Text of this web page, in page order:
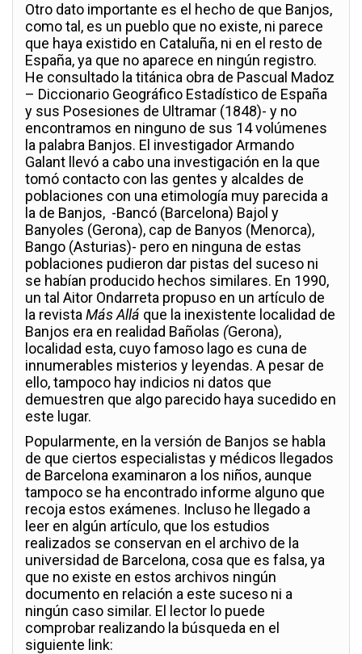
Otro dato importante es el hecho de que Banjos,
como tal, es un pueblo que no existe, ni parece
que haya existido en Cataluña, ni en el resto de
España, ya que no aparece en ningún registro.
He consultado la titánica obra de Pascual Madoz
– Diccionario Geográfico Estadístico de España
y sus Posesiones de Ultramar (1848)- y no
encontramos en ninguno de sus 14 volúmenes
la palabra Banjos. El investigador Armando
Galant llevó a cabo una investigación en la que
tomó contacto con las gentes y alcaldes de
poblaciones con una etimología muy parecida a
la de Banjos, -Bancó (Barcelona) Bajol y
Banyoles (Gerona), cap de Banyos (Menorca),
Bango (Asturias)- pero en ninguna de estas
poblaciones pudieron dar pistas del suceso ni
se habían producido hechos similares. En 1990,
un tal Aitor Ondarreta propuso en un artículo de
la revista Más Allá que la inexistente localidad de
Banjos era en realidad Bañolas (Gerona),
localidad esta, cuyo famoso lago es cuna de
innumerables misterios y leyendas. A pesar de
ello, tampoco hay indicios ni datos que
demuestren que algo parecido haya sucedido en
este lugar.
Popularmente, en la versión de Banjos se habla
de que ciertos especialistas y médicos llegados
de Barcelona examinaron a los niños, aunque
tampoco se ha encontrado informe alguno que
recoja estos exámenes. Incluso he llegado a
leer en algún artículo, que los estudios
realizados se conservan en el archivo de la
universidad de Barcelona, cosa que es falsa, ya
que no existe en estos archivos ningún
documento en relación a este suceso ni a
ningún caso similar. El lector lo puede
comprobar realizando la búsqueda en el
siguiente link: